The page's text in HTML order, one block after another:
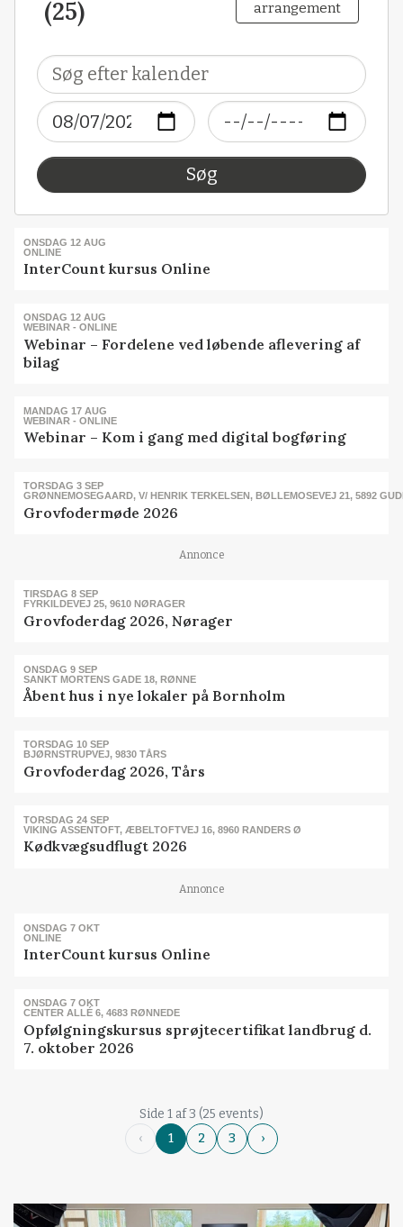
(25)
arrangement
Søg
ONSDAG 12 AUG
ONLINE
InterCount kursus Online
ONSDAG 12 AUG
WEBINAR - ONLINE
Webinar – Fordelene ved løbende aflevering af
bilag
MANDAG 17 AUG
WEBINAR - ONLINE
Webinar – Kom i gang med digital bogføring
TORSDAG 3 SEP
GRØNNEMOSEGAARD, V/ HENRIK TERKELSEN, BØLLEMOSEVEJ 21, 5892
Grovfodermøde 2026
Annonce
TIRSDAG 8 SEP
FYRKILDEVEJ 25, 9610 NØRAGER
Grovfoderdag 2026, Nørager
ONSDAG 9 SEP
SANKT MORTENS GADE 18, RØNNE
Åbent hus i nye lokaler på Bornholm
TORSDAG 10 SEP
BJØRNSTRUPVEJ, 9830 TÅRS
Grovfoderdag 2026, Tårs
TORSDAG 24 SEP
VIKING ASSENTOFT, ÆBELTOFTVEJ 16, 8960 RANDERS Ø
Kødkvægsudflugt 2026
Annonce
ONSDAG 7 OKT
ONLINE
InterCount kursus Online
ONSDAG 7 OKT
CENTER ALLÉ 6, 4683 RØNNEDE
Opfølgningskursus sprøjtecertifikat landbrug d.
7. oktober 2026
Side 1 af 3 (25 events)
‹
1 2 3 ›